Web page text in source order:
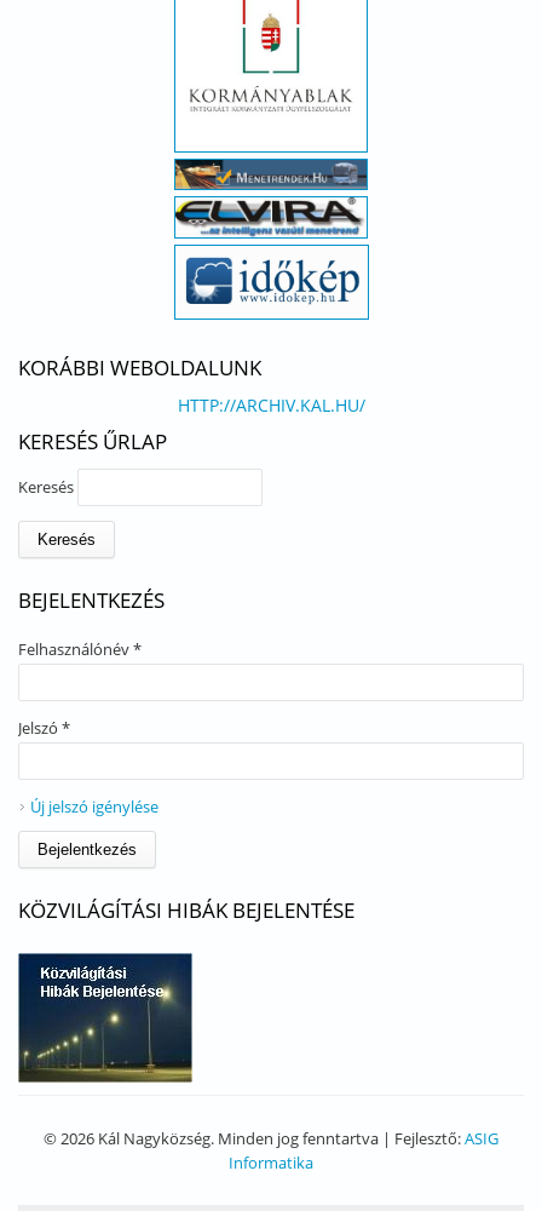
KORÁBBI WEBOLDALUNK
HTTP://ARCHIV.KAL.HU/
KERESÉS ŰRLAP
Keresés
BEJELENTKEZÉS
Felhasználónév*
Jelszó *
Új jelszó igénylése
KÖZVILÁGÍTÁSI HIBÁK BEJELENTÉSE
© 2026 Kál Nagyközség. Minden jog fenntartva | Fejlesztő:ASIG
Informatika